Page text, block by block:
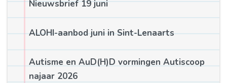
Nieuwsbrief 19 juni
ALOHI-aanbod juni in Sint-Lenaarts
Autisme en AuD(H)D vormingen Autiscoop
najaar 2026